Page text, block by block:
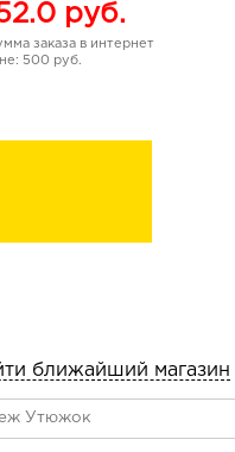
руб.
заказа в интернет
500 руб.
ближайший магазин